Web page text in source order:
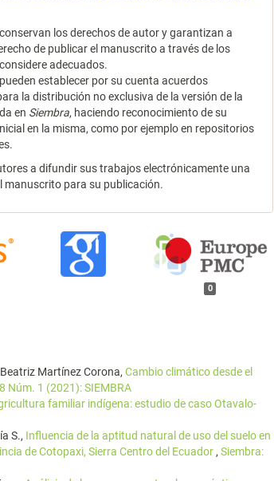
los derechos de autor y garantizan a
de publicar el manuscrito a través de los
adecuados.
establecer por su cuenta acuerdos
la distribución no exclusiva de la versión de la
en Siembra, haciendo reconocimiento de su
en la misma, como por ejemplo en repositorios
a difundir sus trabajos electrónicamente una
manuscrito para su publicación.
0
Martínez Corona, Cambio climático desde el
Núm. 1 (2021): SIEMBRA
familiar indígena: estudio de caso Otavalo-
S., Influencia de la aptitud natural de uso del suelo en
de Cotopaxi, Sierra Centro del Ecuador , Siembra: